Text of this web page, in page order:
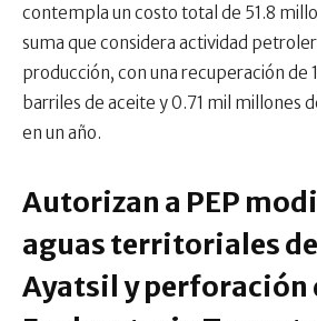
contempla un costo total de 51.8
suma que considera actividad
producción, con una recuperación de
barriles de aceite y 0.71 mil millones
en un año.
Autorizan a PEP
aguas territoriales
Ayatsil y perforación